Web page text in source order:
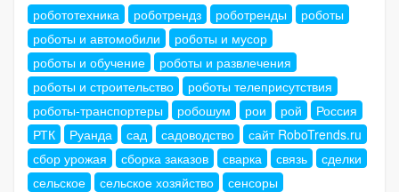
робототехника
роботрендз роботренды
роботы
роботы и автомобили
роботы и мусор
роботы и обучение
роботы и развлечения
роботы и строительство
роботы телеприсутствия
роботы-транспортеры
робошум рои рой
Россия
РТК
Руанда сад садоводство
сайт RoboTrends.ru
сбор урожая
сборка заказов сварка связь
сделки
сельское
сельское хозяйство
сенсоры